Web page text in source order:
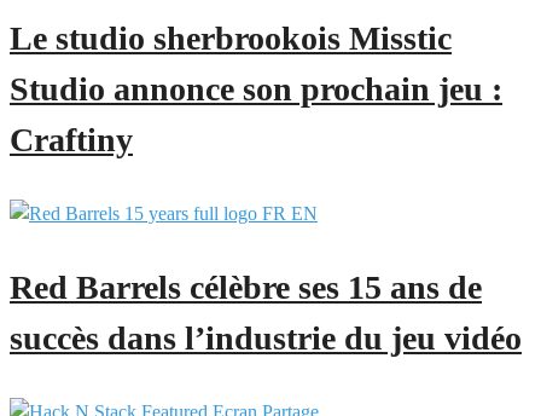
Le studio sherbrookois Misstic
Studio annonce son prochain jeu :
Craftiny
Red Barrels célèbre ses 15 ans de
succès dans l’industrie du jeu vidéo